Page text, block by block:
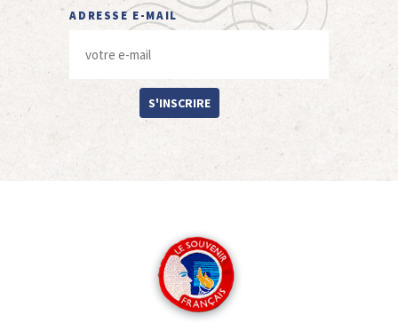
ADRESSE E-MAIL
S'INSCRIRE